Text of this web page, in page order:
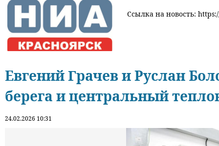
Ссылка на новость:
Евгений Грачев и Руслан
берега и центральный
24.02.2026 10:31